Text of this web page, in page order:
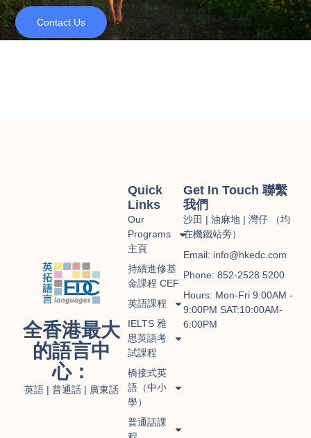
Contact Us
全香港最大
的語言中
心：
英語 | 普通話 | 廣東話
Quick
Links
Our
Programs
主頁
持續進修基
金課程 CEF
英語課程
IELTS 雅
思英語考
試課程
橋接式英
語（中小
學）
普通話課
Get In Touch 聯繫
我們
沙田 | 油麻地 | 灣仔 （均
在機鐵站旁）
Email: info@hkedc.com
Phone: 852-2528 5200
Hours: Mon-Fri 9:00AM -
9:00PM SAT:10:00AM-
6:00PM